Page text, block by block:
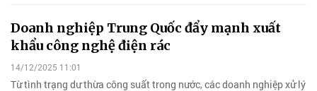
Doanh nghiệp Trung Quốc đẩy mạnh xuất
khẩu công nghệ điện rác
14/12/2025 11:01
Từ tình trạng dư thừa công suất trong nước, các doanh nghiệp xử lý